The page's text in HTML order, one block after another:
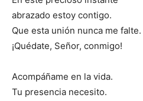
abrazado estoy contigo.
Que esta unión nunca me falte.
¡Quédate, Señor, conmigo!
Acompáñame en la vida.
Tu presencia necesito.